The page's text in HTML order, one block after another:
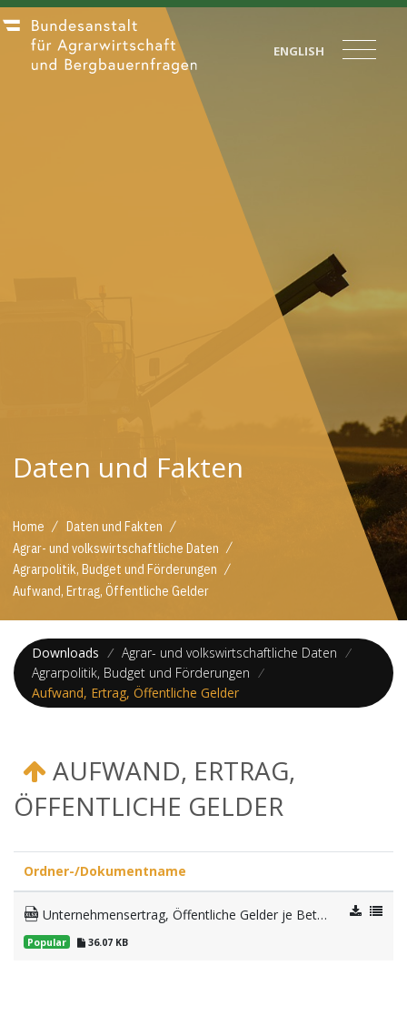
ENGLISH
Daten und Fakten
Home / Daten und Fakten /
Agrar- und volkswirtschaftliche Daten /
Agrarpolitik, Budget und Förderungen /
Aufwand, Ertrag, Öffentliche Gelder
Downloads / Agrar- und volkswirtschaftliche Daten /
Agrarpolitik, Budget und Förderungen /
Aufwand, Ertrag, Öffentliche Gelder
AUFWAND, ERTRAG,
ÖFFENTLICHE GELDER
Ordner-/Dokumentname
Unternehmensertrag, Öffentliche Gelder je Betrieb
Popular 36.07 KB